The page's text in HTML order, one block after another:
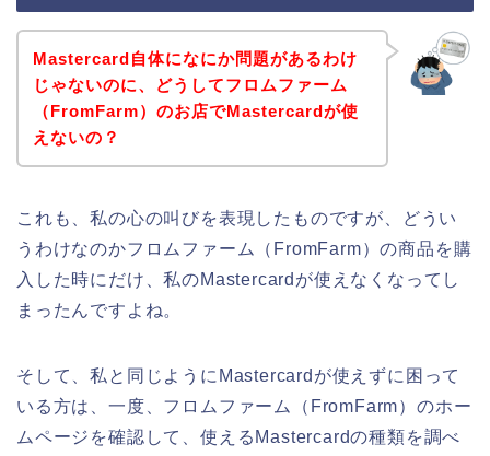
Mastercard自体になにか問題があるわけ
じゃないのに、どうしてフロムファーム
（FromFarm）のお店でMastercardが使
えないの？
これも、私の心の叫びを表現したものですが、どうい
うわけなのかフロムファーム（FromFarm）の商品を購
入した時にだけ、私のMastercardが使えなくなってし
まったんですよね。
そして、私と同じようにMastercardが使えずに困って
いる方は、一度、フロムファーム（FromFarm）のホー
ムページを確認して、使えるMastercardの種類を調べ